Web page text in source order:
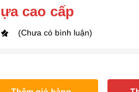
cao cấp
(Chưa có bình luận)